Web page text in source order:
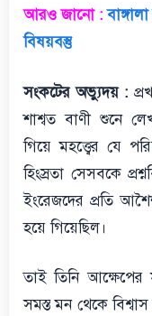
আরও জানো :
বিষয়বস্তু
সংকটের অভ্যুদয় :
শাশ্বত বাণী শুনে
গিয়ে মহত্ত্বের যে
হিংস্রতা সেসবকে
ইংরেজদের প্রতি
হয়ে গিয়েছিল।
তাই তিনি আক্ষেপের
সমস্ত মন থেকে